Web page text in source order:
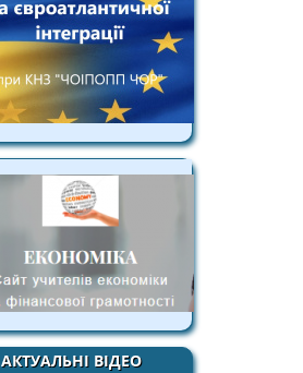
АКТУАЛЬНІ ВІДЕО